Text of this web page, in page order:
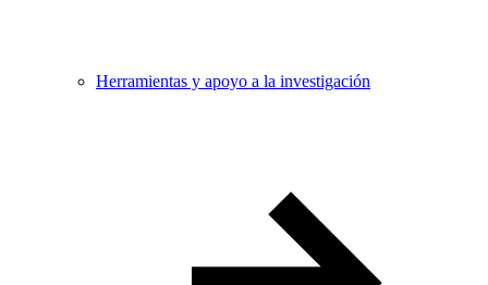
Herramientas y apoyo a la investigación